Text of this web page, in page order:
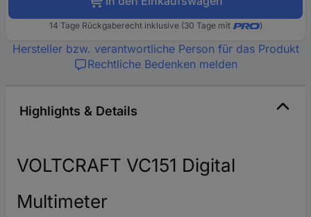
14 Tage Rückgaberecht inklusive (30 Tage mit )
Hersteller bzw. verantwortliche Person für das Produkt
Rechtliche Bedenken melden
Highlights & Details
VOLTCRAFT VC151 Digital
Multimeter